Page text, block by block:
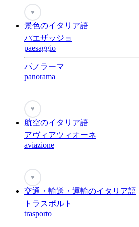
♥
景色のイタリア語
パエザッジョ
paesaggio
パノラーマ
panorama
♥
航空のイタリア語
アヴィアツィオーネ
aviazione
♥
交通・輸送・運輸のイタリア語
トラスポルト
trasporto